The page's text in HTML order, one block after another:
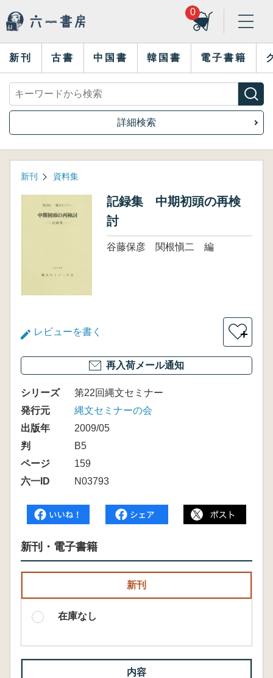
0
新刊 古書 中国書 韓国書 電子書籍
詳細検索
新刊 資料集
記録集 中期初頭の再検
討
谷藤保彦 関根愼二 編
レビューを書く ＋
再入荷メール通知
シリーズ
第22回縄文セミナー
発行元
縄文セミナーの会
出版年
2009/05
判
B5
ページ
159
六一ID
N03793
新刊・電子書籍
新刊
在庫なし
内容